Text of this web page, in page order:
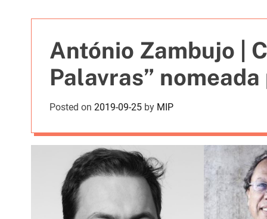
s
António Zambujo |
Palavras”
Posted on 2019-09-25 by MIP